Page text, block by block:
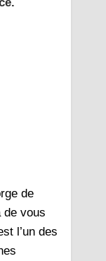
de
de vous
l’un des